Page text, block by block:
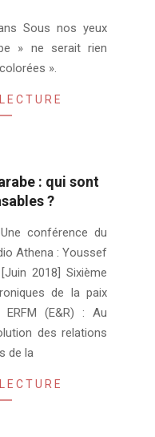
Sous nos yeux
» ne serait rien
».
: qui sont
?
conférence du
Athena : Youssef
2018] Sixième
de la paix
(E&R) : Au
des relations
de la